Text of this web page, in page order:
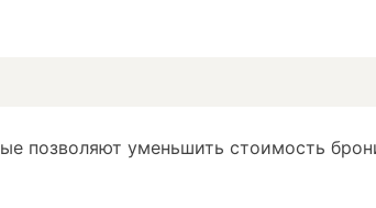
позволяют уменьшить стоимость